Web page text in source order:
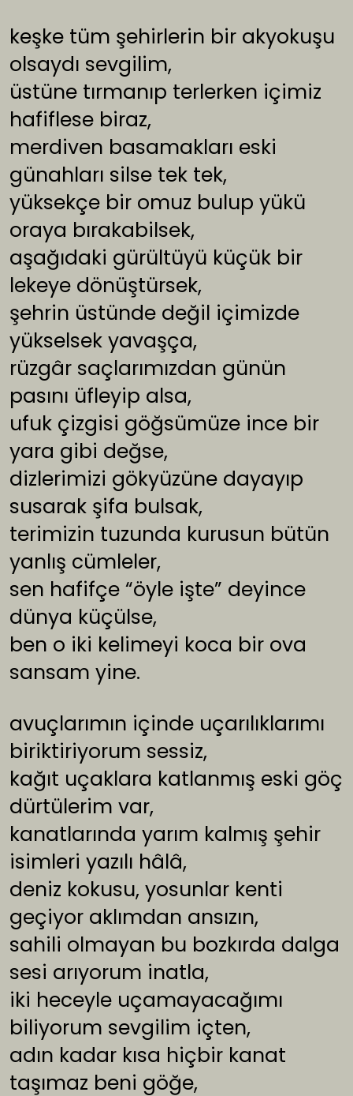
keşke tüm şehirlerin bir akyokuşu
olsaydı sevgilim,
üstüne tırmanıp terlerken içimiz
hafiflese biraz,
merdiven basamakları eski
günahları silse tek tek,
yüksekçe bir omuz bulup yükü
oraya bırakabilsek,
aşağıdaki gürültüyü küçük bir
lekeye dönüştürsek,
şehrin üstünde değil içimizde
yükselsek yavaşça,
rüzgâr saçlarımızdan günün
pasını üfleyip alsa,
ufuk çizgisi göğsümüze ince bir
yara gibi değse,
dizlerimizi gökyüzüne dayayıp
susarak şifa bulsak,
terimizin tuzunda kurusun bütün
yanlış cümleler,
sen hafifçe “öyle işte” deyince
dünya küçülse,
ben o iki kelimeyi koca bir ova
sansam yine.
avuçlarımın içinde uçarılıklarımı
biriktiriyorum sessiz,
kağıt uçaklara katlanmış eski göç
dürtülerim var,
kanatlarında yarım kalmış şehir
isimleri yazılı hâlâ,
deniz kokusu, yosunlar kenti
geçiyor aklımdan ansızın,
sahili olmayan bu bozkırda dalga
sesi arıyorum inatla,
iki heceyle uçamayacağımı
biliyorum sevgilim içten,
adın kadar kısa hiçbir kanat
taşımaz beni göğe,